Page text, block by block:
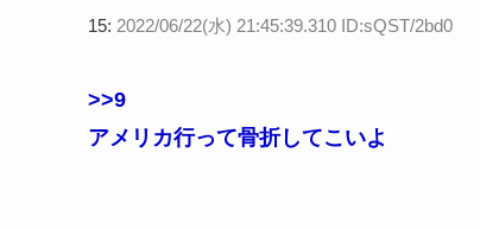
15: 2022/06/22(水) 21:45:39.310 ID:sQST/2bd0
>>9
アメリカ行って骨折してこいよ